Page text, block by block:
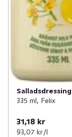
Salladsdressing
335 ml, Felix
31,18 kr
93,07 kr /l